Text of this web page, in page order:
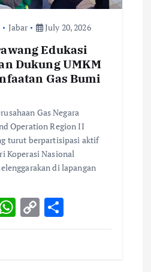
Jabar July 20, 2026
Edukasi
Dukung UMKM
Gas Bumi
Gas Negara
Operation Region II
turut berpartisipasi aktif
Koperasi Nasional
di lapangan
W
h
C
o
S
h